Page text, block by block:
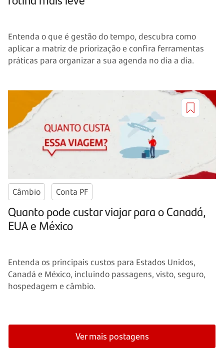
Entenda o que é gestão do tempo, descubra como
aplicar a matriz de priorização e confira ferramentas
práticas para organizar a sua agenda no dia a dia.
Câmbio Conta PF
Quanto pode custar viajar para o Canadá,
EUA e México
Entenda os principais custos para Estados Unidos,
Canadá e México, incluindo passagens, visto, seguro,
hospedagem e câmbio.
Ver mais postagens